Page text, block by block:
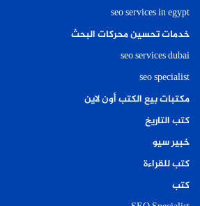
seo services in egypt
خدمات تحسين محركات البحث
seo services dubai
seo specialist
مكتبات بيع الكتب أون لاين
كتب التاريخ
خبير سيو
كتب للقراءة
كتب